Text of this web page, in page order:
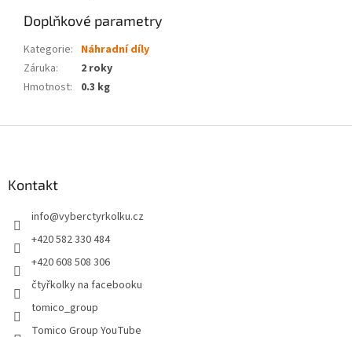
Doplňkové parametry
Kategorie: Náhradní díly
Záruka:
2 roky
Hmotnost: 0.3 kg
Kontakt
info@vyberctyrkolku.cz
+420 582 330 484
+420 608 508 306
čtyřkolky na facebooku
tomico_group
Tomico Group YouTube